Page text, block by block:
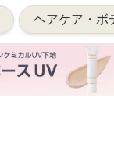
ヘアケア・ボ